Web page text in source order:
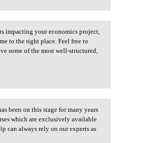
impacting your economics project,
to the right place. Feel free to
some of the most well-structured,
been on this stage for many years
which are exclusively available
can always rely on our experts as